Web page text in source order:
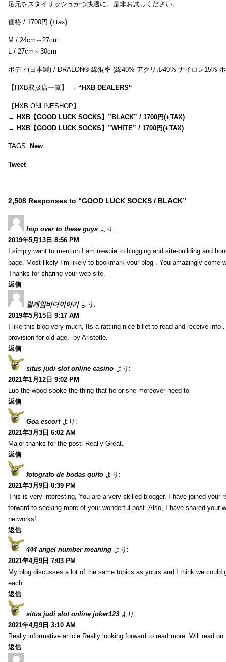
足元をスタイリッシュかつ快適に。是非お試しください。
価格 / 1700円 (+tax)
M / 24cm～27cm
L / 27cm～30cm
ボディ(日本製) / DRALON® 綿混率 (綿40% アクリル40% ナイロン15%
【HXB取扱店一覧】 → “HXB DEALERS“
【HXB ONLINESHOP】
→ HXB【GOOD LUCK SOCKS】”BLACK” / 1700円(+TAX)
→ HXB【GOOD LUCK SOCKS】”WHITE” / 1700円(+TAX)
TAGS: New
Tweet
2,508 Responses to “GOOD LUCK SOCKS / BLACK”
hop over to these guys より:
2019年5月13日 8:56 PM
I simply want to mention I am newbie to blogging and site-building and
page. Most likely I’m likely to bookmark your blog . You amazingly come
Thanks for sharing your web-site.
返信
릴게임바다이야기 より:
2019年5月15日 9:17 AM
I like this blog very much, Its a rattling nice billet to read and receive info
provision for old age.” by Aristotle.
返信
situs judi slot online casino より:
2021年1月12日 9:02 PM
Luo the wood spoke the thing that he or she moreover need to
返信
Goa escort より:
2021年3月3日 6:02 AM
Major thanks for the post. Really Great.
返信
fotografo de bodas quito より:
2021年3月9日 8:39 PM
This is very interesting, You are a very skilled blogger. I have joined your
forward to seeking more of your wonderful post. Also, I have shared your
networks!
返信
444 angel number meaning より:
2021年4月9日 7:03 PM
My blog discusses a lot of the same topics as yours and I think we could
each
返信
situs judi slot online joker123 より:
2021年4月9日 3:10 AM
Really informative article.Really looking forward to read more. Will read on
返信